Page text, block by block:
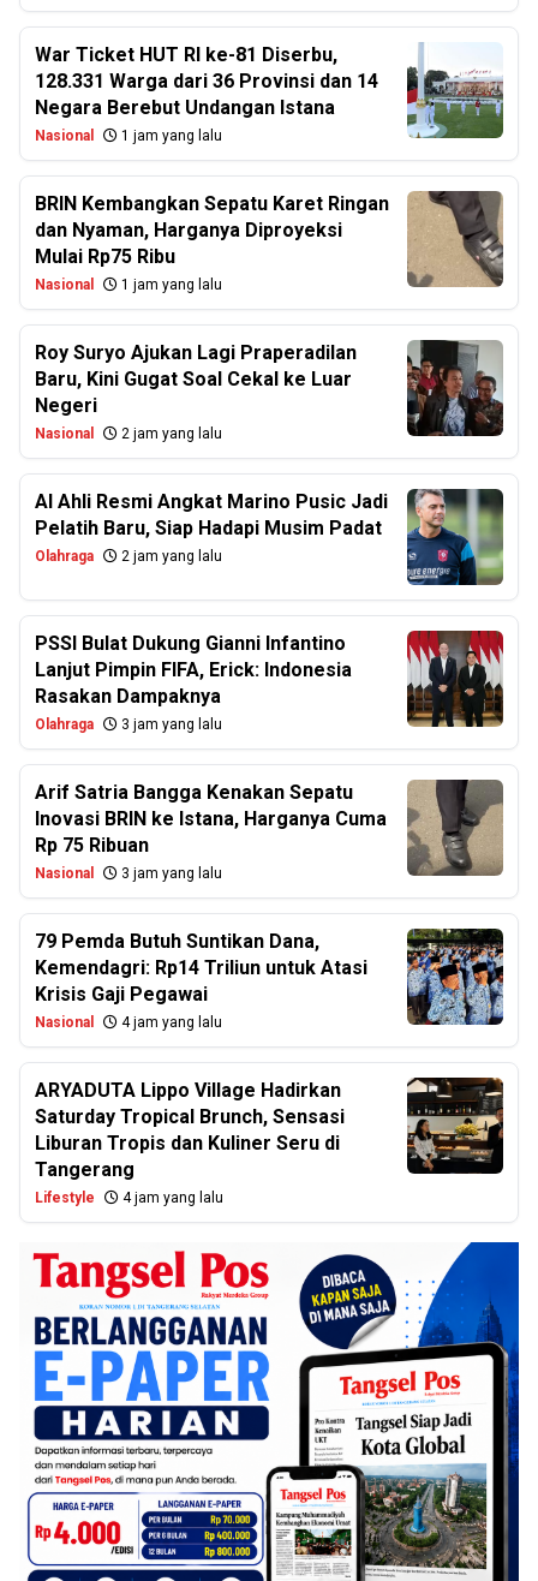
War Ticket HUT RI ke-81 Diserbu,
128.331 Warga dari 36 Provinsi dan 14
Negara Berebut Undangan Istana
Nasional 1 jam yang lalu
BRIN Kembangkan Sepatu Karet Ringan
dan Nyaman, Harganya Diproyeksi
Mulai Rp75 Ribu
Nasional 1 jam yang lalu
Roy Suryo Ajukan Lagi Praperadilan
Baru, Kini Gugat Soal Cekal ke Luar
Negeri
Nasional 2 jam yang lalu
Al Ahli Resmi Angkat Marino Pusic Jadi
Pelatih Baru, Siap Hadapi Musim Padat
Olahraga 2 jam yang lalu
PSSI Bulat Dukung Gianni Infantino
Lanjut Pimpin FIFA, Erick: Indonesia
Rasakan Dampaknya
Olahraga 3 jam yang lalu
Arif Satria Bangga Kenakan Sepatu
Inovasi BRIN ke Istana, Harganya Cuma
Rp 75 Ribuan
Nasional 3 jam yang lalu
79 Pemda Butuh Suntikan Dana,
Kemendagri: Rp14 Triliun untuk Atasi
Krisis Gaji Pegawai
Nasional 4 jam yang lalu
ARYADUTA Lippo Village Hadirkan
Saturday Tropical Brunch, Sensasi
Liburan Tropis dan Kuliner Seru di
Tangerang
Lifestyle 4 jam yang lalu